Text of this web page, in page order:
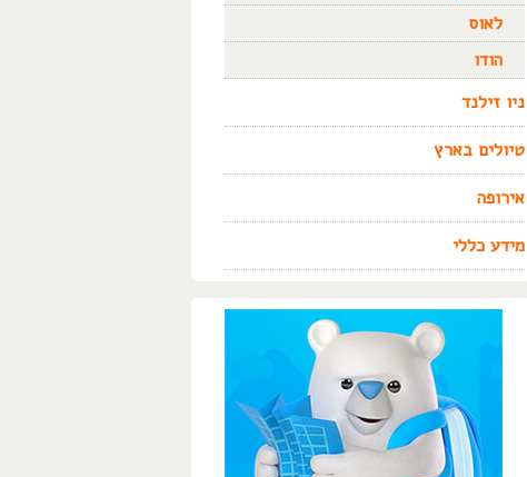
לאוס
הודו
ניו זילנד
טיולים בארץ
אירופה
מידע כללי